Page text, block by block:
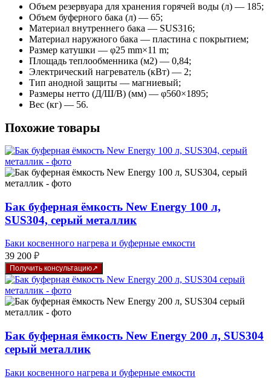
Объем резервуара для хранения горячей воды (л) — 185;
Объем буферного бака (л) — 65;
Материал внутреннего бака — SUS316;
Материал наружного бака — пластина с покрытием;
Размер катушки — φ25 mm×11 m;
Площадь теплообменника (м2) — 0,84;
Электрический нагреватель (кВт) — 2;
Тип анодной защиты — магниевый;
Размеры нетто (Д/Ш/В) (мм) — φ560×1895;
Вес (кг) — 56.
Похожие товары
Бак буферная ёмкость New Energy 100 л,
SUS304, серый металлик
Баки косвенного нагрева и буферные емкости
39 200 ₽
Получить консультацию
Бак буферная ёмкость New Energy 200 л, SUS304
серый металлик
Баки косвенного нагрева и буферные емкости